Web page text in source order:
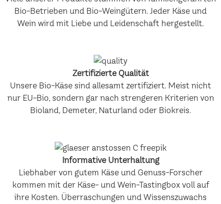
Bio-Betrieben und Bio-Weingütern. Jeder Käse und
Wein wird mit Liebe und Leidenschaft hergestellt.
Zertifizierte Qualität
Unsere Bio-Käse sind allesamt zertifiziert. Meist nicht
nur EU-Bio, sondern gar nach strengeren Kriterien von
Bioland, Demeter, Naturland oder Biokreis.
Informative Unterhaltung
Liebhaber von gutem Käse und Genuss-Forscher
kommen mit der Käse- und Wein-Tastingbox voll auf
ihre Kosten. Überraschungen und Wissenszuwachs